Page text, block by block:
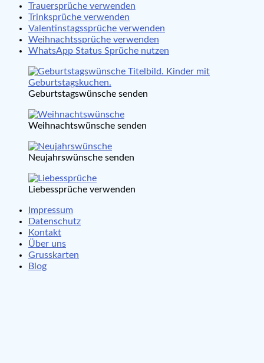
Trauersprüche verwenden
Trinksprüche verwenden
Valentinstagssprüche verwenden
Weihnachtssprüche verwenden
WhatsApp Status Sprüche nutzen
Geburtstagswünsche senden
Weihnachtswünsche senden
Neujahrswünsche senden
Liebessprüche verwenden
Impressum
Datenschutz
Kontakt
Über uns
Grusskarten
Blog